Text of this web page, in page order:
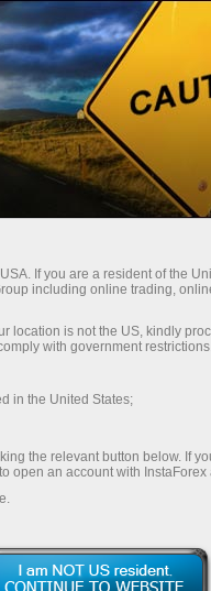
Trading
Untuk Mitra Promo
If you are a resident of the
including online trading,
location is not the US, kindly
with government
in the United States;
the relevant button below. If
open an account with InstaForex